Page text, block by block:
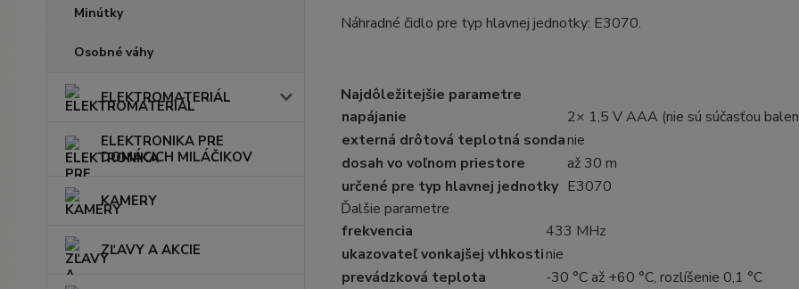
Minútky
Osobné váhy
ELEKTROMATERIÁL
ELEKTRONIKA PRE
DOMÁCICH MILÁČIKOV
KAMERY
ZĽAVY A AKCIE
Náhradné čidlo pre typ hlavnej jednotky: E3070.
Najdôležitejšie parametre
napájanie
2× 1,5 V AAA (nie sú súčasťou
externá drôtová teplotná sondanie
dosah vo voľnom priestore
až 30 m
určené pre typ hlavnej jednotky E3070
Ďalšie parametre
frekvencia
433 MHz
ukazovateľ vonkajšej vlhkostinie
prevádzková teplota
-30 °C až +60 °C, rozlíšenie 0,1 °C